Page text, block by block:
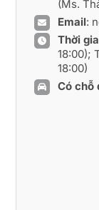
(Ms.
Email:
Thời
18:00);
18:00)
Có chỗ